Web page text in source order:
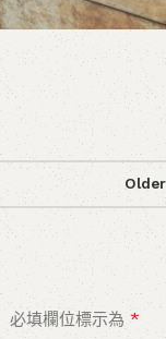
Older
必填欄位標示為*